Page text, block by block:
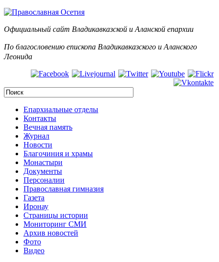
Официальный сайт Владикавказской и Аланской епархии
По благословению епископа Владикавказского и Аланского
Леонида
Епархиальные отделы
Контакты
Вечная память
Журнал
Новости
Благочиния и храмы
Монастыри
Документы
Персоналии
Православная гимназия
Газета
Иронау
Страницы истории
Мониторинг СМИ
Архив новостей
Фото
Видео